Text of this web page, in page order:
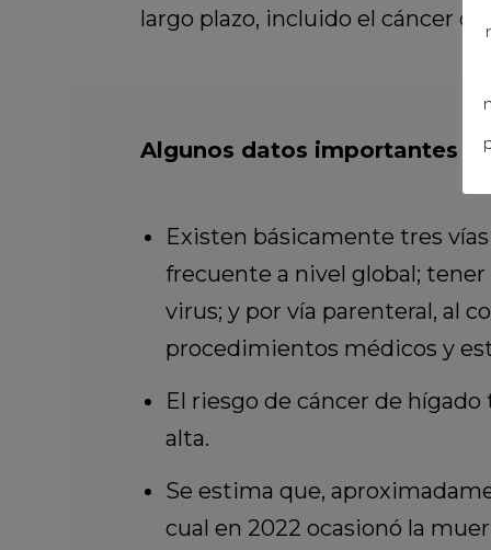
largo plazo, incluido el cáncer
Algunos datos importantes
Existen básicamente tres
frecuente a nivel global;
virus; y por vía parenteral, al
procedimientos médicos y
El riesgo de cáncer de
alta.
Se estima que,
cual en 2022 ocasionó la